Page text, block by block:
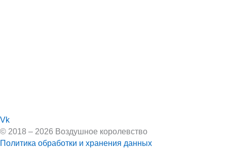
Vk
© 2018 – 2026 Воздушное королевство
Политика обработки и хранения данных